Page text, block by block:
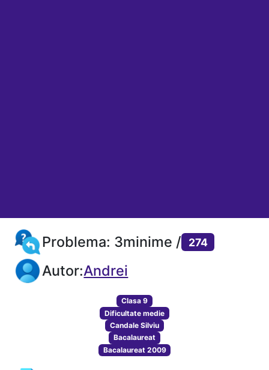
Problema: 3minime / 274
Autor:Andrei
Clasa 9
Dificultate medie
Candale Silviu
Bacalaureat
Bacalaureat 2009